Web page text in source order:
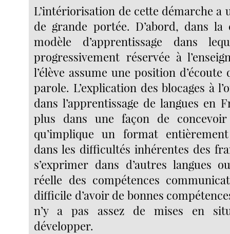
L’intériorisation de cette démarche a
de grande portée. D’abord, dans la
modèle d’apprentissage dans
progressivement réservée à
l’élève assume une position
parole. L’explication des blocages à
dans l’apprentissage de langues en
plus dans une façon de concevoir
qu’implique un format
dans les difficultés inhérentes des
s’exprimer dans d’autres langues
réelle des compétences
difficile d’avoir de bonnes
n’y a pas assez de mises en
développer.